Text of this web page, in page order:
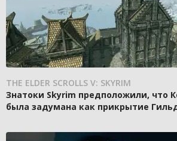
THE ELDER SCROLLS V: SKYRIM
Знатоки Skyrim предположили, что
была задумана как прикрытие